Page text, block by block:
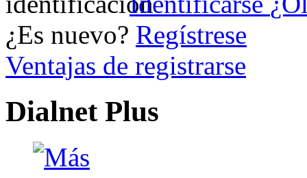
¿Es nuevo? Regístrese
Ventajas de registrarse
Dialnet Plus